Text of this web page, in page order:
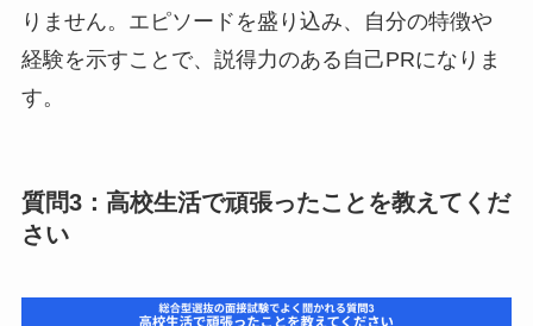
りません。エピソードを盛り込み、自分の特徴や
経験を示すことで、説得力のある自己PRになりま
す。
質問3：高校生活で頑張ったことを教えてくだ
さい